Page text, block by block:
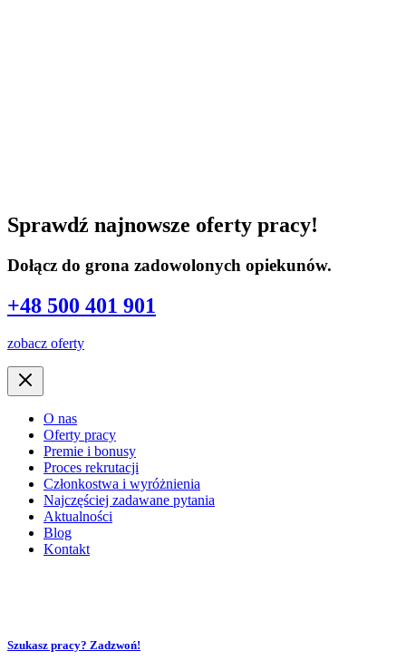
Sprawdź najnowsze oferty pracy!
Dołącz do grona zadowolonych opiekunów.
+48 500 401 901
zobacz oferty
O nas
Oferty pracy
Premie i bonusy
Proces rekrutacji
Członkostwa i wyróżnienia
Najczęściej zadawane pytania
Aktualności
Blog
Kontakt
Szukasz pracy? Zadzwoń!